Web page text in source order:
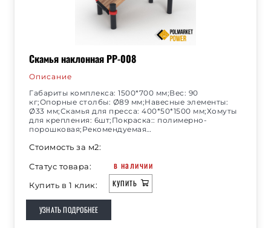
Скамья наклонная РР-008
Описание
Габариты комплекса: 1500*700 мм;Вес: 90
кг;Опорные столбы: Ø89 мм;Навесные элементы:
Ø33 мм;Скамья для пресса: 400*50*1500 мм;Хомуты
для крепления: 6шт;Покраска:: полимерно-
порошковая;Рекомендуемая…
Стоимость за м2:
Статус товара:
в наличии
Купить в 1 клик: КУПИТЬ
УЗНАТЬ ПОДРОБНЕЕ